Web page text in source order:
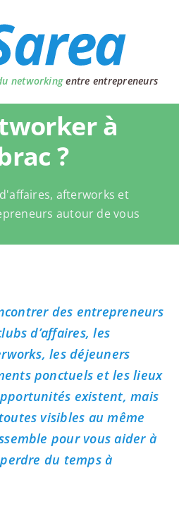
networkingentre entrepreneurs
à
?
afterworks et
autour de vous
des entrepreneurs
d’affaires, les
les déjeuners
ponctuels et les lieux
existent, mais
visibles au même
pour vous aider à
du temps à